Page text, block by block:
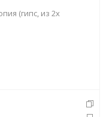
(гипс, из 2х